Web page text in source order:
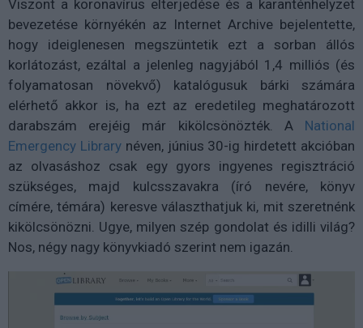
Viszont a koronavírus elterjedése és a karanténhelyzet
bevezetése környékén az Internet Archive bejelentette,
hogy ideiglenesen megszüntetik ezt a sorban állós
korlátozást, ezáltal a jelenleg nagyjából 1,4 milliós (és
folyamatosan növekvő) katalógusuk bárki számára
elérhető akkor is, ha ezt az eredetileg meghatározott
darabszám erejéig már kikölcsönözték. A National
Emergency Librarynéven, június 30-ig hirdetett akcióban
az olvasáshoz csak egy gyors ingyenes regisztráció
szükséges, majd kulcsszavakra (író nevére, könyv
címére, témára) keresve választhatjuk ki, mit szeretnénk
kikölcsönözni. Ugye, milyen szép gondolat és idilli világ?
Nos, négy nagy könyvkiadó szerint nem igazán.